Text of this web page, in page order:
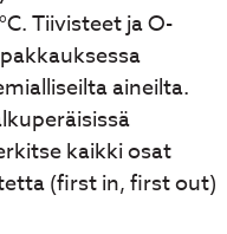
Tiivisteet ja O-
aineilta.
kaikki osat
(first in, first out)